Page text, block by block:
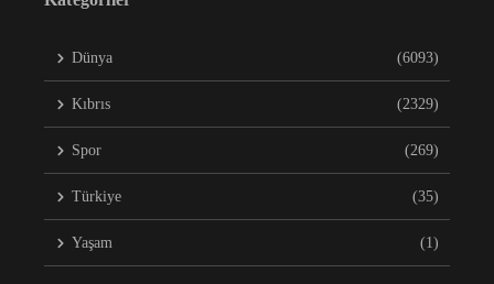
Dünya (6093)
Kıbrıs (2329)
Spor (269)
Türkiye (35)
Yaşam (1)